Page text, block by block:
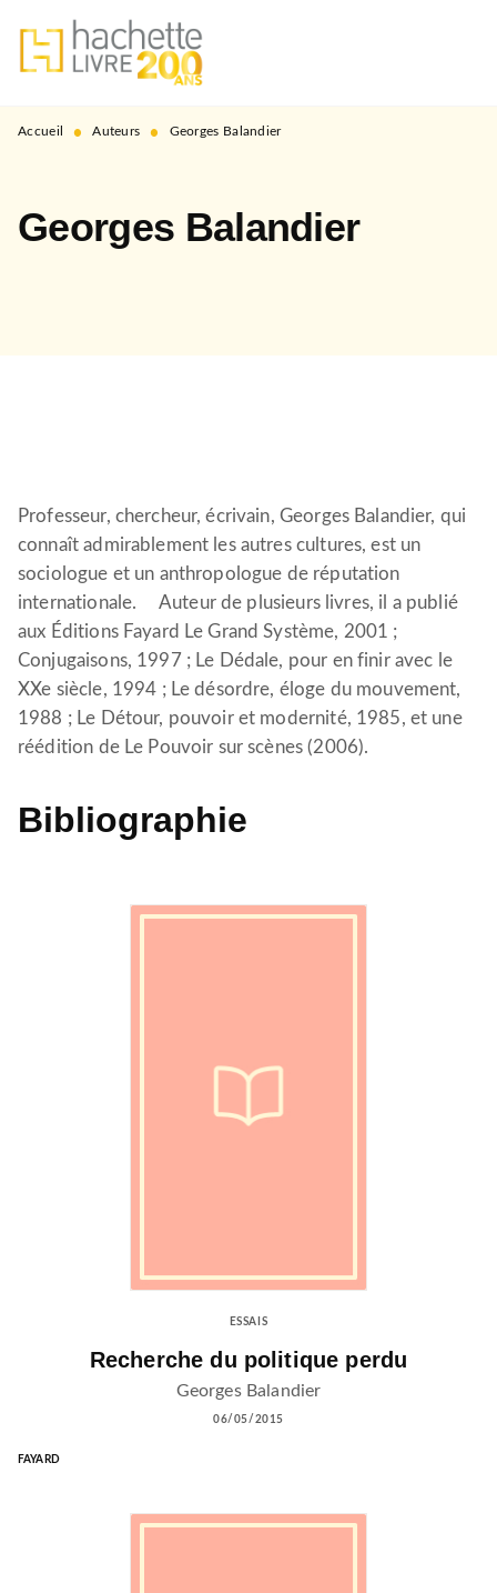
MENU RECHERCHE
PIED DE PAGE
Accueil • Auteurs • Georges Balandier
Georges Balandier
Professeur, chercheur, écrivain, Georges Balandier, qui
connaît admirablement les autres cultures, est un
sociologue et un anthropologue de réputation
internationale. Auteur de plusieurs livres, il a publié
aux Éditions Fayard Le Grand Système, 2001 ;
Conjugaisons, 1997 ; Le Dédale, pour en finir avec le
XXe siècle, 1994 ; Le désordre, éloge du mouvement,
1988 ; Le Détour, pouvoir et modernité, 1985, et une
réédition de Le Pouvoir sur scènes (2006).
Bibliographie
ESSAIS
Recherche du politique perdu
Georges Balandier
06/05/2015
FAYARD